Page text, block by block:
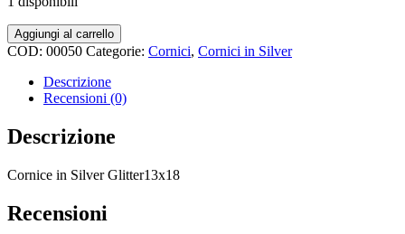
Cornice
in
Glitter13x18
quantità
Aggiungi al carrello
COD: 00050 Categorie: Cornici, Cornici in Silver
Descrizione
Recensioni (0)
Descrizione
Cornice in Silver Glitter13x18
Recensioni